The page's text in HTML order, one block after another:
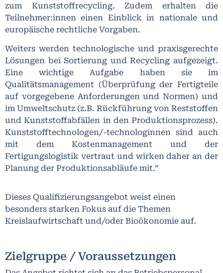
zum Kunststoffrecycling. Zudem erhalten die
Teilnehmer:innen einen Einblick in nationale und
europäische rechtliche Vorgaben.
Weiters werden technologische und praxisgerechte
Lösungen bei Sortierung und Recycling aufgezeigt.
Eine wichtige Aufgabe haben sie im
Qualitätsmanagement (Überprüfung der Fertigteile
auf vorgegebene Anforderungen und Normen) und
im Umweltschutz (z.B. Rückführung von Reststoffen
und Kunststoffabfällen in den Produktionsprozess).
Kunststofftechnologen/-technologinnen sind auch
mit dem Kostenmanagement und der
Fertigungslogistik vertraut und wirken daher an der
Planung der Produktionsabläufe mit.“
Dieses Qualifizierungsangebot weist einen
besonders starken Fokus auf die Themen
Kreislaufwirtschaft und/oder Bioökonomie auf.
Zielgruppe / Voraussetzungen